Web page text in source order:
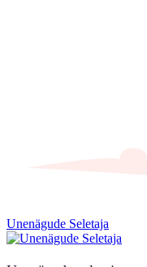
Unenägude Seletaja